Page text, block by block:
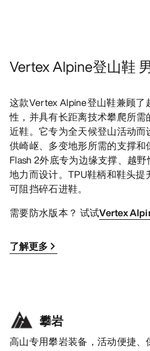
Vertex Alpine登山鞋
这款Vertex Alpine登山鞋兼顾
性，并具有长距离技术攀爬所
近鞋。它专为全天候登山活动
供崎岖、多变地形所需的支撑和
Flash 2外底专为边缘支撑、越
地力而设计。TPU鞋柄和鞋头
可阻挡碎石进鞋。
需要防水版本？ 试试Vertex
了解更多
攀岩
高山专用攀岩装备，活动便捷、